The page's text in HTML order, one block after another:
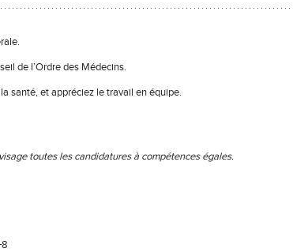
de l’Ordre des Médecins.
santé, et appréciez le travail en équipe.
toutes les candidatures à compétences égales.